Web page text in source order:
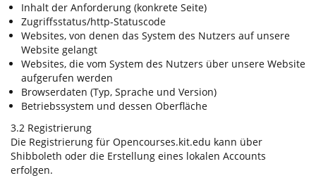
Inhalt der Anforderung (konkrete Seite)
Zugriffsstatus/http-Statuscode
Websites, von denen das System des Nutzers auf unsere
Website gelangt
Websites, die vom System des Nutzers über unsere Website
aufgerufen werden
Browserdaten (Typ, Sprache und Version)
Betriebssystem und dessen Oberfläche
3.2 Registrierung
Die Registrierung für Opencourses.kit.edu kann über
Shibboleth oder die Erstellung eines lokalen Accounts
erfolgen.